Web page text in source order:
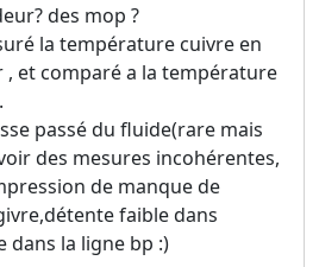
des mop ?
la température cuivre en
, et comparé a la température
passé du fluide(rare mais
des mesures incohérentes,
de manque de
faible dans
dans la ligne bp :)